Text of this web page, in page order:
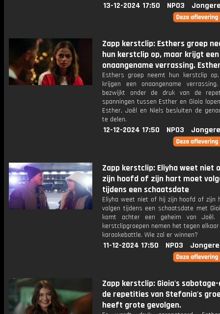
13-12-2024 17:50 NPO3
Zapp kerstclip: Esthers groep
hun kerstclip op, maar krijgt een
onaangename verrassing.
Esthers groep neemt hun kerstclip
krijgen een onaangename
bezwijkt onder de druk van de
spanningen tussen Esther en Gioia
Esther, Joël en Niels besluiten de
te delen.
12-12-2024 17:50 NPO3
Zapp kerstclip: Eliyha weet niet
zijn hoofd of zijn hart moet
tijdens een schaatsdate
Eliyha weet niet of hij zijn hoofd of zijn
volgen tijdens een schaatsdate met
komt achter een geheim van Joël.
kerstclipgroepen nemen het tegen
karaokebattle. Wie zal er winnen?
11-12-2024 17:50 NPO3
Zapp kerstclip: Gioia's
de repetities van Stefania's
heeft grote gevolgen.